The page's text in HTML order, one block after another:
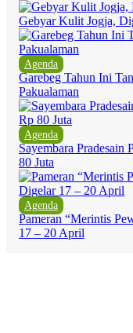
Gebyar Kulit Jogja,
Agenda
Garebeg Tahun Ini
Pakualaman
Agenda
Sayembara Pradesain
80 Juta
Agenda
Pameran “Merintis
17 – 20 April